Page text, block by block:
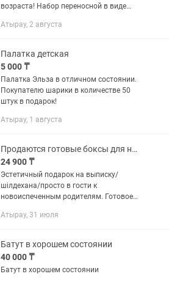
возраста! Набор переносной в виде
договорная. 208 предметов:
Атырау, 2 августа
Палатка детская
5 000 ₸
Палатка Эльза в отличном состоянии.
Покупателю шарики в количестве 50
штук в подарок!
Атырау, 1 августа
Продаются готовые боксы для новорожденных подарки
24 900 ₸
Эстетичный подарок на выписку/
шілдехана/просто в гости к
новоиспеченным родителям. Готовое
🧺 Большая мягкая игрушка 🧺
(на...
Атырау, 31 июля
Батут в хорошем состоянии
40 000 ₸
Батут в хорошем состоянии